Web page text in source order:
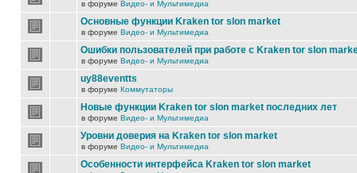
в форуме Видео- и Мультимедиа
Основные функции Kraken tor slon market
в форуме Видео- и Мультимедиа
Ошибки пользователей при работе с Kraken tor slon
в форуме Видео- и Мультимедиа
uy88eventts
в форуме Коммутаторы
Новые функции Kraken tor slon market последних лет
в форуме Видео- и Мультимедиа
Уровни доверия на Kraken tor slon market
в форуме Видео- и Мультимедиа
Особенности интерфейса Kraken tor slon market